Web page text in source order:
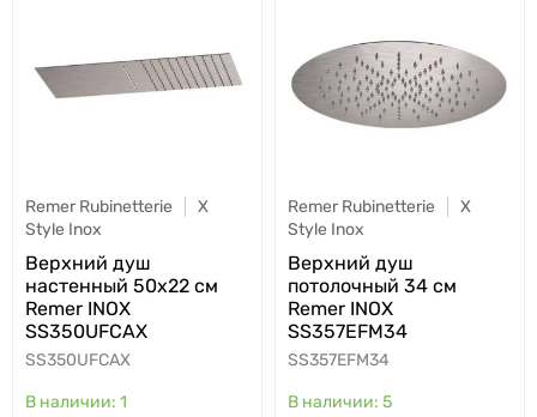
Remer Rubinetterie
X
Style Inox
Верхний душ
настенный 50x22 см
Remer INOX
SS350UFCAX
SS350UFCAX
1
Remer Rubinetterie
X
Style Inox
Верхний душ
потолочный 34 см
Remer INOX
SS357EFM34
SS357EFM34
5